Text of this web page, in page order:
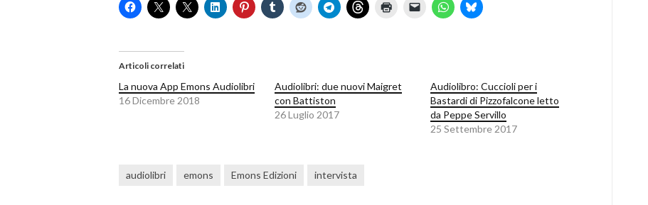
Articoli correlati
La nuova App Emons Audiolibri
16 Dicembre 2018
Audiolibri: due nuovi Maigret
con Battiston
26 Luglio 2017
Audiolibro: Cuccioli per i
Bastardi di Pizzofalcone letto
da Peppe Servillo
25 Settembre 2017
audiolibri emons Emons Edizioni intervista